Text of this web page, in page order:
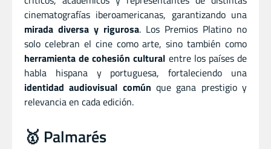
cinematografías iberoamericanas, garantizando una
mirada diversa y rigurosa. Los Premios Platino no
solo celebran el cine como arte, sino también como
herramienta de cohesión cultural entre los países de
habla hispana y portuguesa, fortaleciendo una
identidad audiovisual común que gana prestigio y
relevancia en cada edición.
🥇 Palmarés